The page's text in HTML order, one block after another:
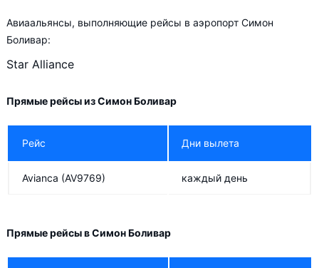
Авиаальянсы, выполняющие рейсы в аэропорт Симон
Боливар:
Star Alliance
Прямые рейсы из Симон Боливар
Рейс Дни вылета
Avianca (AV9769) каждый день
Прямые рейсы в Симон Боливар